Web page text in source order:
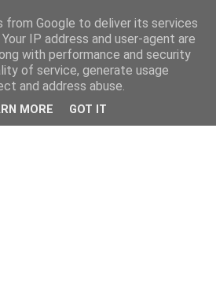
from Google to deliver its services
IP address and user-agent are
with performance and security
of service, generate usage
and address abuse.
MORE GOT IT